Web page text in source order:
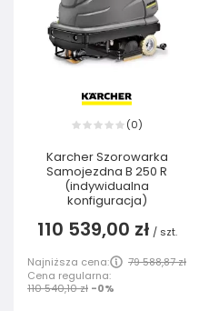
(0)
Karcher Szorowarka
Samojezdna B 250 R
(indywidualna
konfiguracja)
110 539,00 zł / szt.
Najniższa cena:
79 588,87 zł
Cena regularna:
110 540,10 zł -0%